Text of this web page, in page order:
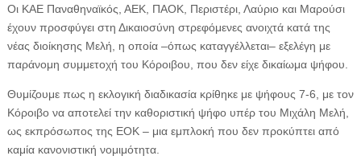
Οι ΚΑΕ Παναθηναϊκός, ΑΕΚ, ΠΑΟΚ, Περιστέρι, Λαύριο και Μαρούσι
έχουν προσφύγει στη Δικαιοσύνη στρεφόμενες ανοιχτά κατά της
νέας διοίκησης Μελή, η οποία –όπως καταγγέλλεται– εξελέγη με
παράνομη συμμετοχή του Κόροιβου, που δεν είχε δικαίωμα ψήφου.
Θυμίζουμε πως η εκλογική διαδικασία κρίθηκε με ψήφους 7-6, με τον
Κόροιβο να αποτελεί την καθοριστική ψήφο υπέρ του Μιχάλη Μελή,
ως εκπρόσωπος της ΕΟΚ – μια εμπλοκή που δεν προκύπτει από
καμία κανονιστική νομιμότητα.